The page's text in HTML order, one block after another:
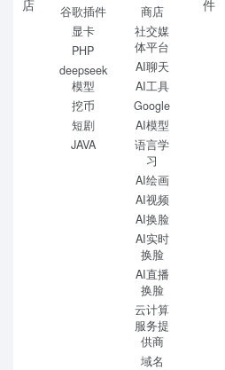
店
谷歌插件
显卡
PHP
deepseek
模型
挖币
短剧
JAVA
商店
社交媒
体平台
AI聊天
AI工具
Google
AI模型
语言学
习
AI绘画
AI视频
AI换脸
AI实时
换脸
AI直播
换脸
云计算
服务提
供商
域名
件